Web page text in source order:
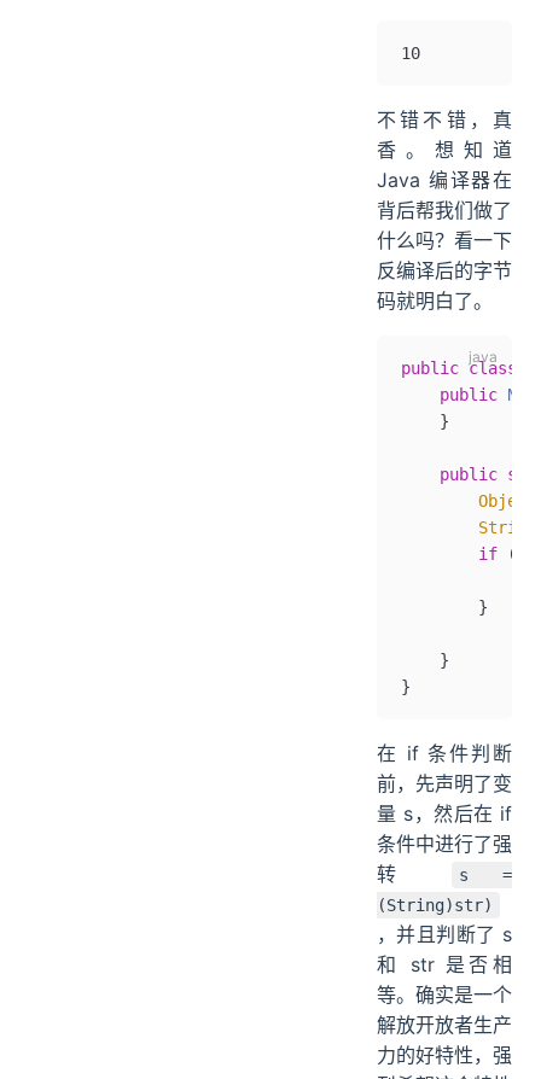
10
不错不错，真
香。想知道
Java 编译器在
背后帮我们做了
什么吗？看一下
反编译后的字节
码就明白了。
public class
    public
    }
    public
        Object
        String
        if
        }
    }
}
在 if 条件判断
前，先声明了变
量 s，然后在 if
条件中进行了强
转
s =
(String)str)
，并且判断了 s
和 str 是否相
等。确实是一个
解放开放者生产
力的好特性，强